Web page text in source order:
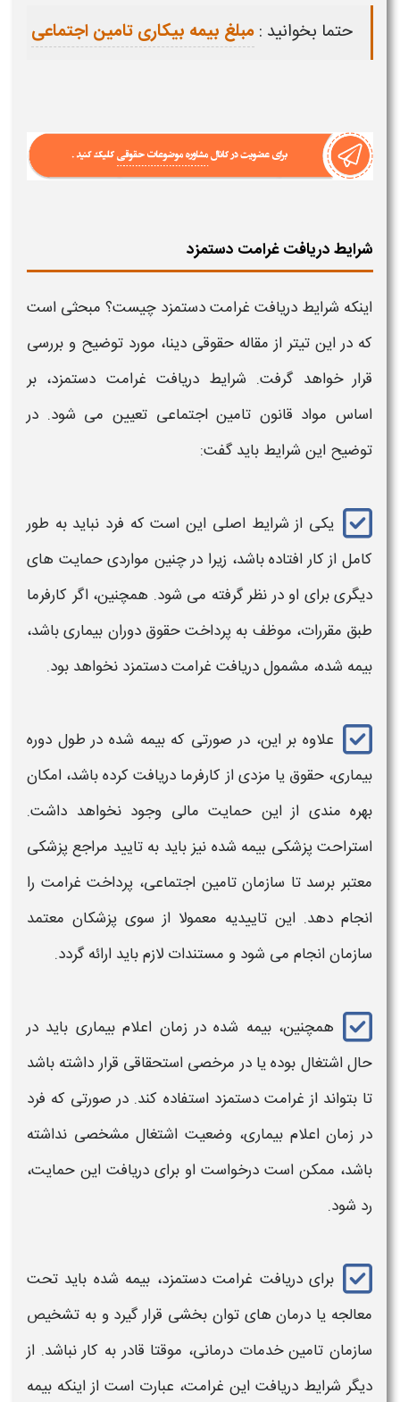
حتما بخوانید :مبلغ بیمه بیکاری تامین اجتماعی
شرایط دریافت غرامت دستمزد
اینکه شرایط دریافت غرامت دستمزد چیست؟ مبحثی است
که در این تیتر از مقاله حقوقی دینا، مورد توضیح و بررسی
قرار خواهد گرفت. شرایط دریافت غرامت دستمزد، بر
اساس مواد قانون تامین اجتماعی تعیین می شود. در
توضیح این شرایط باید گفت:
یکی از شرایط اصلی این است که فرد نباید به‌ طور
کامل از کار افتاده باشد، زیرا در چنین مواردی حمایت‌ های
دیگری برای او در نظر گرفته می‌ شود. همچنین، اگر کارفرما
طبق مقررات، موظف به پرداخت حقوق دوران بیماری باشد،
بیمه‌ شده، مشمولدریافت غرامت دستمزد نخواهد بود.
علاوه بر این، در صورتی که بیمه شده در طول دوره
بیماری، حقوق یا مزدی از کارفرما دریافت کرده باشد، امکان
بهره‌ مندی از این حمایت مالی وجود نخواهد داشت.
استراحت پزشکی بیمه‌ شده نیز باید به تایید مراجع پزشکی
معتبر برسد تا سازمان تامین اجتماعی، پرداخت غرامت را
انجام دهد. این تاییدیه معمولا از سوی پزشکان معتمد
سازمان انجام می‌ شود و مستندات لازم باید ارائه گردد.
همچنین، بیمه شده در زمان اعلام بیماری باید در
حال اشتغال بوده یا در مرخصی استحقاقی قرار داشته باشد
تا بتواند از غرامت دستمزد استفاده کند. در صورتی که فرد
در زمان اعلام بیماری، وضعیت اشتغال مشخصی نداشته
باشد، ممکن است درخواست او برای دریافت این حمایت،
رد شود.
برایدریافت غرامت دستمزد، بیمه‌ شده باید تحت
معالجه یا درمان های توان بخشی قرار گیرد و به تشخیص
سازمان تامین خدمات درمانی، موقتا قادر به کار نباشد. از
دیگر شرایط دریافت این غرامت، عبارت است از اینکه بیمه‌